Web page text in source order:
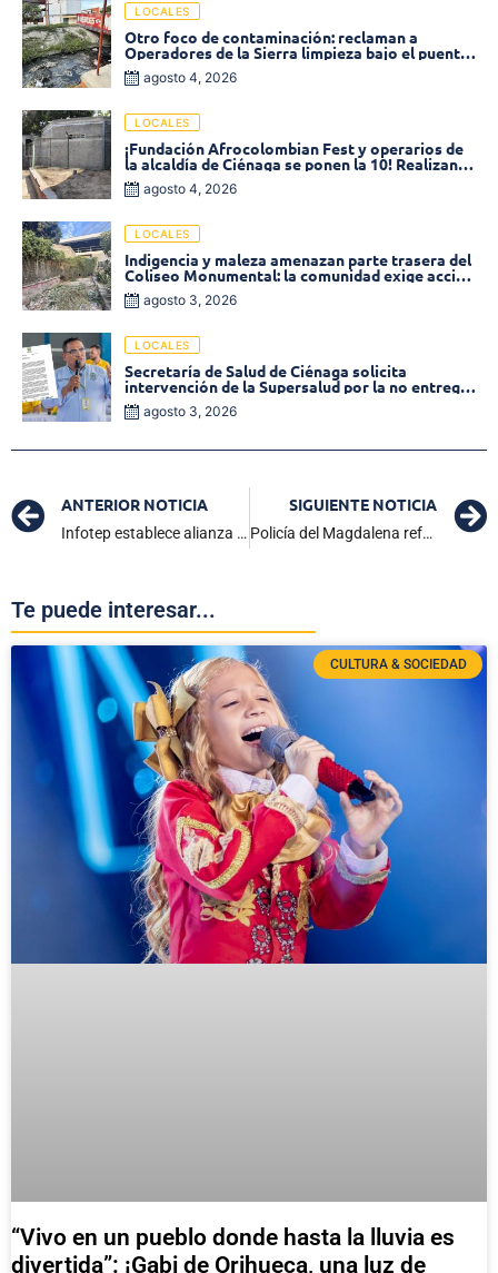
LOCALES
Otro foco de contaminación: reclaman a
Operadores de la Sierra limpieza bajo el puente
de la calle 19 con carrera 11
agosto 4, 2026
LOCALES
¡Fundación Afrocolombian Fest y operarios de
la alcaldía de Ciénaga se ponen la 10! Realizan
limpieza de la parte posterior del Coliseo
Monumental
agosto 4, 2026
LOCALES
Indigencia y maleza amenazan parte trasera del
Coliseo Monumental: la comunidad exige acción
inmediata!
agosto 3, 2026
LOCALES
Secretaría de Salud de Ciénaga solicita
intervención de la Supersalud por la no entrega
de medicamentos en las EPS
agosto 3, 2026
ANTERIOR NOTICIA
Infotep establece alianza con Universidad de Caldas
SIGUIENTE NOTICIA
Policía del Magdalena refuerza la seguridad en la Zona Bananera
Te puede interesar...
CULTURA & SOCIEDAD
“Vivo en un pueblo donde hasta la lluvia es
divertida”: ¡Gabi de Orihueca, una luz de